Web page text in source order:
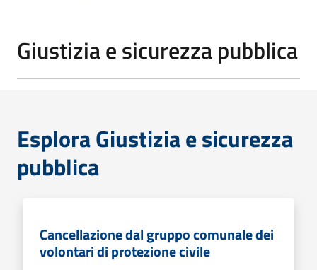
Giustizia e sicurezza pubblica
Esplora Giustizia e sicurezza
pubblica
Cancellazione dal gruppo comunale dei
volontari di protezione civile